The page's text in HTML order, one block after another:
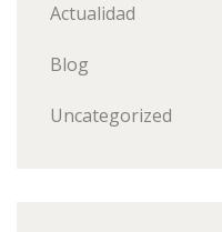
Actualidad
Blog
Uncategorized